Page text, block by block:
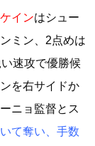
インはシュー
ミン、2点めは
速攻で優勝候
を右サイドか
ニョ監督とス
て奪い、手数